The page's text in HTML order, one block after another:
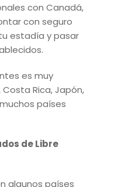
con Canadá,
con seguro
estadía y pasar
es muy
Rica, Japón,
países
de Libre
algunos países